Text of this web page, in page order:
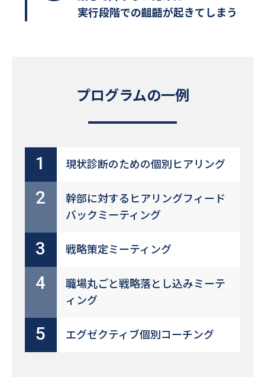
実行段階での齟齬が起きてしまう
プログラムの一例
1 現状診断のための個別ヒアリング
2
幹部に対するヒアリングフィード
バックミーティング
3 戦略策定ミーティング
4
職場丸ごと戦略落とし込みミーテ
ィング
5 エグゼクティブ個別コーチング